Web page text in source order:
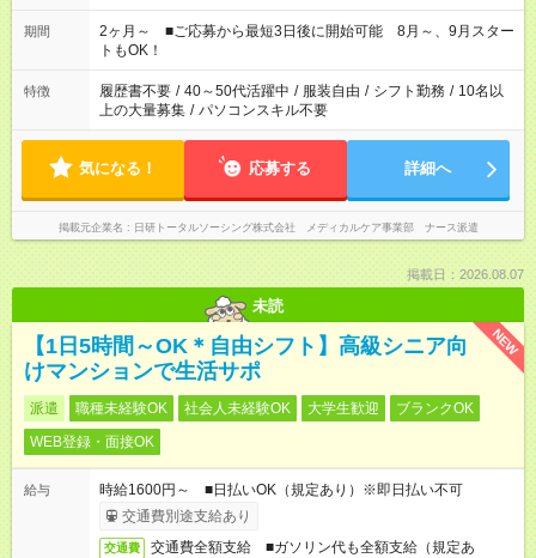
「家族とお休みを合わせたい」 「できれば残業はしたくない」
など、あなたのご希望に沿ったお仕事をご紹介します！ ※Wワ
ーク希望の方へ 今ご覧のお仕事で希望する勤務時間と、もう1つ
のお仕事の勤務時間。 合計で週40時間を超える場合は応募でき
ません
期間
2ヶ月～ ■ご応募から最短3日後に開始可能 8月～、9月スター
トもOK！
特徴 履歴書不要 / 40～50代活躍中 / 服装自由 / シフト勤務 / 10名以
上の大量募集 / パソコンスキル不要
気になる！ 応募する 詳細へ
掲載元企業名 日研トータルソーシング株式会社 メディカルケア事業部 ナース派遣
掲載日：2026.08.07
未読
NEW
【1日5時間～OK＊自由シフト】高級シニア向
けマンションで生活サポ
派遣 職種未経験OK 社会人未経験OK 大学生歓迎
ブランクOK
WEB登録・面接OK
給与
時給1600円～ ■日払いOK（規定あり）※即日払い不可
交通費別途支給あり
交通費 交通費全額支給 ■ガソリン代も全額支給（規定あ